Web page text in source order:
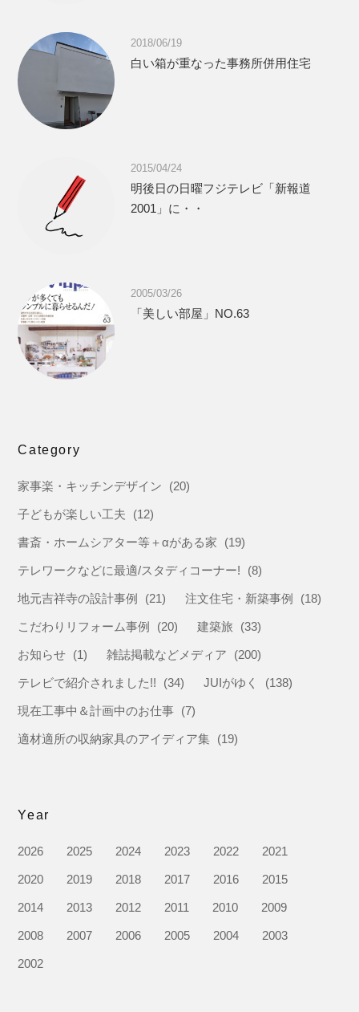
2018/06/19
白い箱が重なった事務所併用住宅
2015/04/24
明後日の日曜フジテレビ「新報道
2001」に・・
2005/03/26
「美しい部屋」NO.63
Category
家事楽・キッチンデザイン (20)
子どもが楽しい工夫 (12)
書斎・ホームシアター等＋αがある家 (19)
テレワークなどに最適/スタディコーナー! (8)
地元吉祥寺の設計事例 (21) 注文住宅・新築事例 (18)
こだわりリフォーム事例 (20) 建築旅 (33)
お知らせ (1) 雑誌掲載などメディア (200)
テレビで紹介されました!! (34) JUIがゆく (138)
現在工事中＆計画中のお仕事 (7)
適材適所の収納家具のアイディア集 (19)
Year
2026 2025 2024 2023 2022 2021
2020 2019 2018 2017 2016 2015
2014 2013 2012 2011 2010 2009
2008 2007 2006 2005 2004 2003
2002